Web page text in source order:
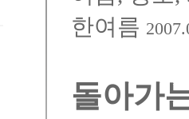
한여름
돌아가